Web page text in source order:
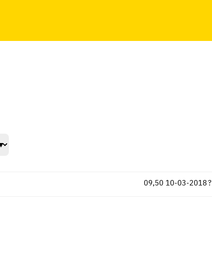
?
09,50 10-03-2018